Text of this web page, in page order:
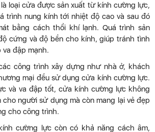
là loại cửa được sản xuất từ kính cường lực,
trình nung kính tới nhiệt độ cao và sau đó
bằng cách thổi khí lạnh. Quá trình sản
cứng và độ bền cho kính, giúp tránh tình
đập mạnh.
công trình xây dựng như nhà ở, khách
mại đều sử dụng cửa kính cường lực.
và va đập tốt, cửa kính cường lực không
cho người sử dụng mà còn mang lại vẻ đẹp
cho công trình.
cường lực còn có khả năng cách âm,